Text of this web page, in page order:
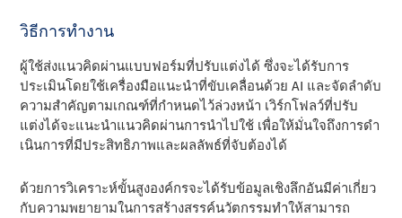
วิธีการทํางาน
ผู้ใช้ส่งแนวคิดผ่านแบบฟอร์มที่ปรับแต่งได้ ซึ่งจะได้รับการ
ประเมินโดยใช้เครื่องมือแนะนําที่ขับเคลื่อนด้วย AI และจัดลําดับ
ความสําคัญตามเกณฑ์ที่กําหนดไว้ล่วงหน้า เวิร์กโฟลว์ที่ปรับ
แต่งได้จะแนะนําแนวคิดผ่านการนําไปใช้ เพื่อให้มั่นใจถึงการดํา
เนินการที่มีประสิทธิภาพและผลลัพธ์ที่จับต้องได้
ด้วยการวิเคราะห์ขั้นสูงองค์กรจะได้รับข้อมูลเชิงลึกอันมีค่าเกี่ยว
กับความพยายามในการสร้างสรรค์นวัตกรรมทําให้สามารถ